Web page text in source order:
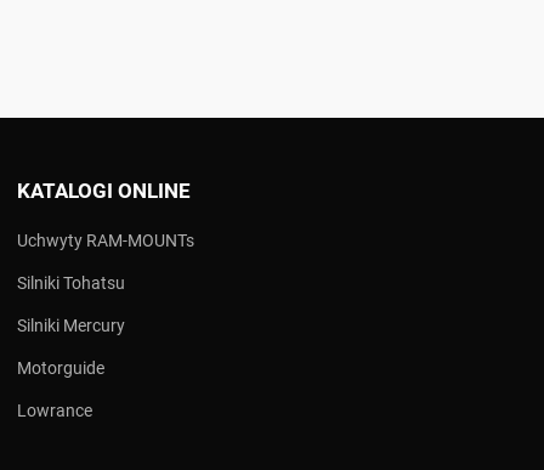
KATALOGI ONLINE
Uchwyty RAM-MOUNTs
Silniki Tohatsu
Silniki Mercury
Motorguide
Lowrance